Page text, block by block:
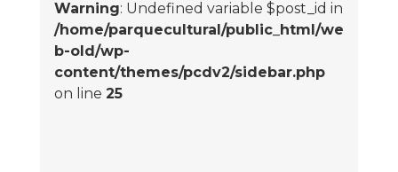
Warning: Undefined variable $post_id in
/home/parquecultural/public_html/we
b-old/wp-
content/themes/pcdv2/sidebar.php
on line 25